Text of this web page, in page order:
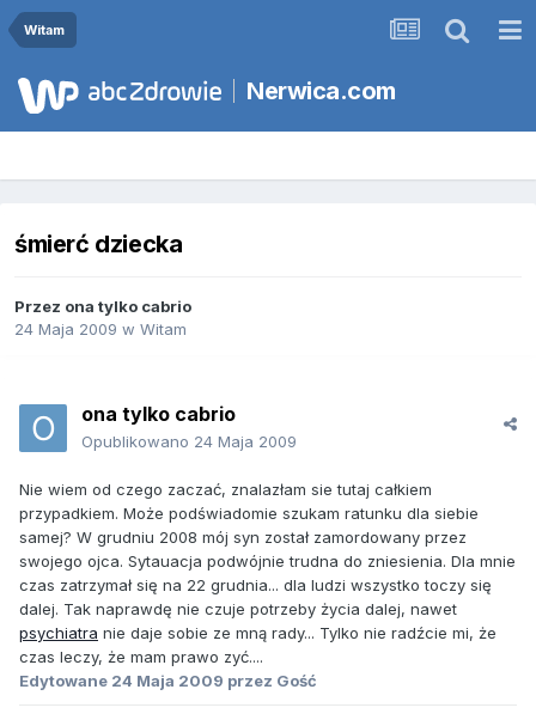
Witam
Nerwica.com
śmierć dziecka
Przez ona tylko cabrio
24 Maja 2009 w Witam
ona tylko cabrio
Opublikowano 24 Maja 2009
Nie wiem od czego zaczać, znalazłam sie tutaj całkiem
przypadkiem. Może podświadomie szukam ratunku dla siebie
samej? W grudniu 2008 mój syn został zamordowany przez
swojego ojca. Sytauacja podwójnie trudna do zniesienia. Dla mnie
czas zatrzymał się na 22 grudnia... dla ludzi wszystko toczy się
dalej. Tak naprawdę nie czuje potrzeby życia dalej, nawet
psychiatra nie daje sobie ze mną rady... Tylko nie radźcie mi, że
czas leczy, że mam prawo zyć....
Edytowane 24 Maja 2009 przez Gość